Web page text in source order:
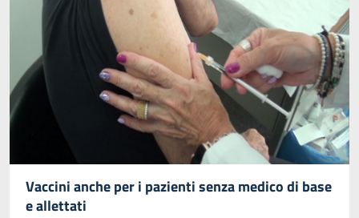
Vaccini anche per i pazienti senza medico di base
e allettati